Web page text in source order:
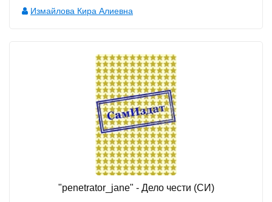
Измайлова Кира Алиевна
"penetrator_jane" - Дело чести (СИ)